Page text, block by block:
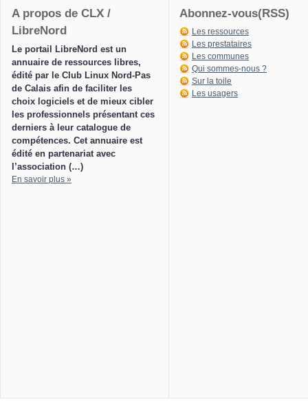
A propos de CLX /
LibreNord
Le portail LibreNord est un
annuaire de ressources libres,
édité par le Club Linux Nord-Pas
de Calais afin de faciliter les
choix logiciels et de mieux cibler
les professionnels présentant ces
derniers à leur catalogue de
compétences. Cet annuaire est
édité en partenariat avec
l’association (…)
En savoir plus »
Abonnez-vous(RSS)
Les ressources
Les prestataires
Les communes
Qui sommes-nous ?
Sur la toile
Les usagers